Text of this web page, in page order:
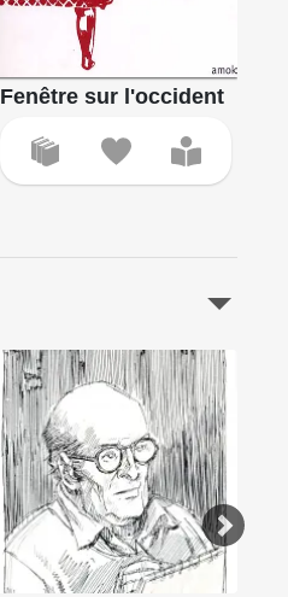
Fenêtre sur l'occident